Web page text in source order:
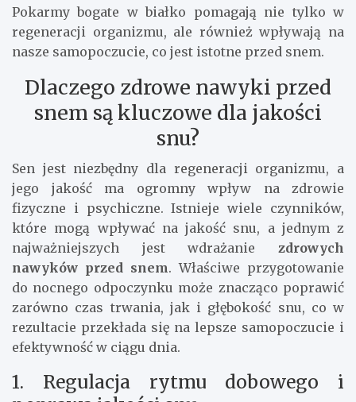
Pokarmy bogate w białko pomagają nie tylko w
regeneracji organizmu, ale również wpływają na
nasze samopoczucie, co jest istotne przed snem.
Dlaczego zdrowe nawyki przed
snem są kluczowe dla jakości
snu?
Sen jest niezbędny dla regeneracji organizmu, a
jego jakość ma ogromny wpływ na zdrowie
fizyczne i psychiczne. Istnieje wiele czynników,
które mogą wpływać na jakość snu, a jednym z
najważniejszych jest wdrażanie zdrowych
nawyków przed snem. Właściwe przygotowanie
do nocnego odpoczynku może znacząco poprawić
zarówno czas trwania, jak i głębokość snu, co w
rezultacie przekłada się na lepsze samopoczucie i
efektywność w ciągu dnia.
1. Regulacja rytmu dobowego i